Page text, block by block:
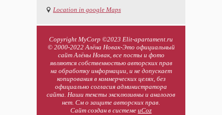
Location in google Maps
Copyright MyCorp ©2023 Elit-apartament.ru
© 2000-2022 Алёна Новак-Это официальный
сайт Алёны Новак, все посты и фото
являются собственностью авторских прав
на обработку информации, и не допускает
копирования в коммерческих целях, без
официально согласия администратора
сайта. Наши тексты эксклюзивны и аналогов
нет. См о защите авторских прав.
Сайт создан в системе uCoz